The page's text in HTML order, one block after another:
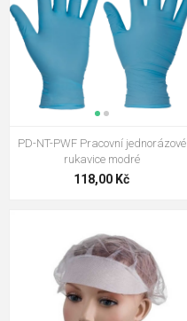
PD-NT-PWF Pracovní jednorázové
rukavice modré
118,00 Kč